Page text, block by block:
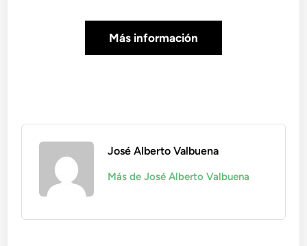
Más información
José Alberto Valbuena
Más de José Alberto Valbuena